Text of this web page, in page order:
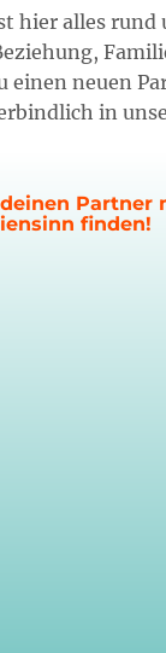
hier alles rund
einen neuen
in
Partner
finden!